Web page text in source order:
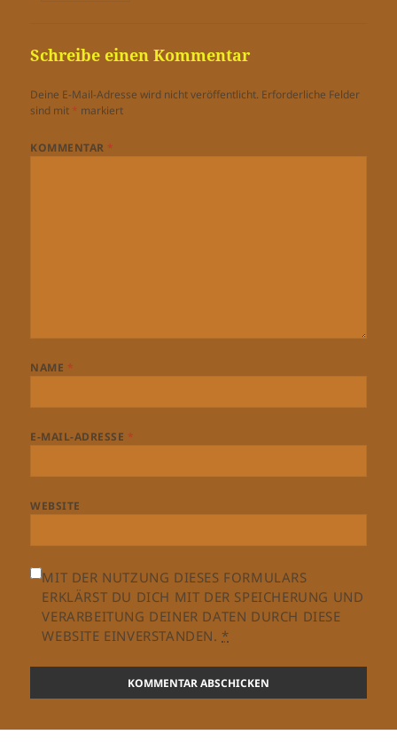
Schreibe einen Kommentar
Deine E-Mail-Adresse wird nicht veröffentlicht. Erforderliche Felder
sind mit * markiert
KOMMENTAR *
NAME *
E-MAIL-ADRESSE *
WEBSITE
MIT DER NUTZUNG DIESES FORMULARS
ERKLÄRST DU DICH MIT DER SPEICHERUNG UND
VERARBEITUNG DEINER DATEN DURCH DIESE
WEBSITE EINVERSTANDEN.*